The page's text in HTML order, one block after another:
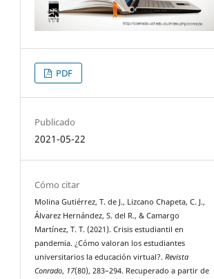
PDF
Publicado
2021-05-22
Cómo citar
Molina Gutiérrez, T. de J., Lizcano Chapeta, C. J.,
Álvarez Hernández, S. del R., & Camargo
Martínez, T. T. (2021). Crisis estudiantil en
pandemia. ¿Cómo valoran los estudiantes
universitarios la educación virtual?.Revista
Conrado, 17(80), 283–294. Recuperado a partir de